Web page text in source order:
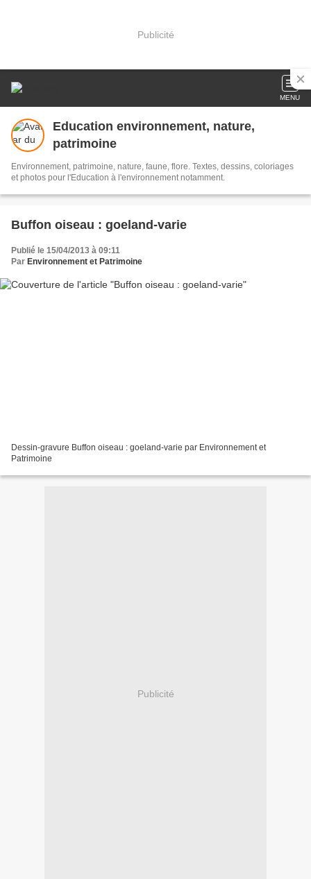
Publicité
MENU
Education environnement, nature,
patrimoine
Environnement, patrimoine, nature, faune, flore. Textes, dessins, coloriages
et photos pour l'Education à l'environnement notamment.
Buffon oiseau : goeland-varie
Publié le 15/04/2013 à 09:11
Par Environnement et Patrimoine
Dessin-gravure Buffon oiseau : goeland-varie par Environnement et
Patrimoine
Publicité